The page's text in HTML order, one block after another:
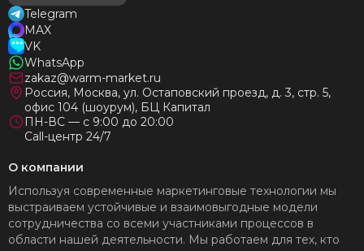
Telegram
MAX
VK
WhatsApp
zakaz@warm-market.ru
Россия, Москва, ул. Остаповский проезд, д. 3, стр. 5,
офис 104 (шоурум), БЦ Капитал
ПН-ВС — с 9:00 до 20:00
Call-центр 24/7
О компании
Используя современные маркетинговые технологии мы
выстраиваем устойчивые и взаимовыгодные модели
сотрудничества со всеми участниками процессов в
области нашей деятельности. Мы работаем для тех, кто